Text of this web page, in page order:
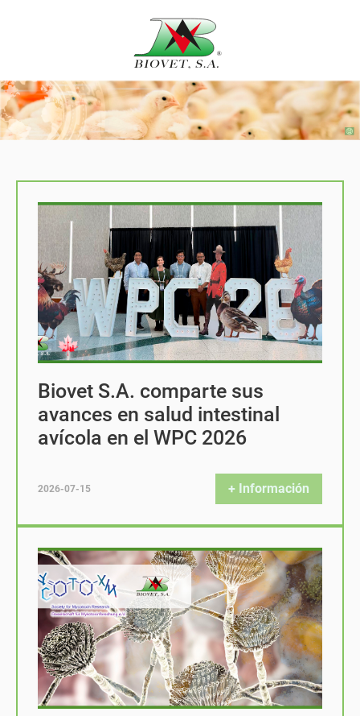
Biovet S.A. comparte sus
avances en salud intestinal
avícola en el WPC 2026
2026-07-15 + Información